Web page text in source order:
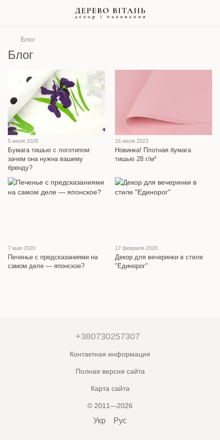
Блог
Блог
5 июля 2026
Бумага тишью с логотипом:
зачем она нужна вашему
бренду?
16 июля 2023
Новинка! Плотная бумага
тишью 28 г/м²
7 мая 2020
Печенье с предсказаниями на
самом деле — японское?
17 февраля 2020
Декор для вечеринки в стиле
"Единорог"
+380730257307
Контактная информация
Полная версия сайта
Карта сайта
© 2011—2026
Укр Рус